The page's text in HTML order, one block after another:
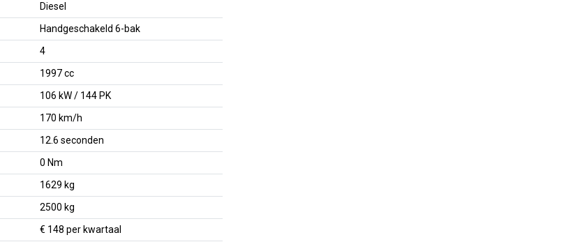
Diesel
Handgeschakeld 6-bak
4
1997 cc
106 kW / 144 PK
170 km/h
12.6 seconden
0 Nm
1629 kg
2500 kg
€ 148 per kwartaal